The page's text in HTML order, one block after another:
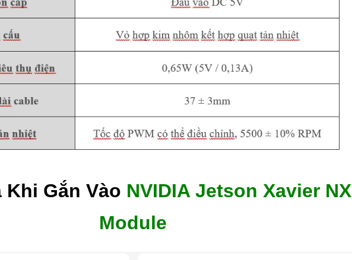
Khi Gắn Vào NVIDIA Jetson Xavier NX
Module